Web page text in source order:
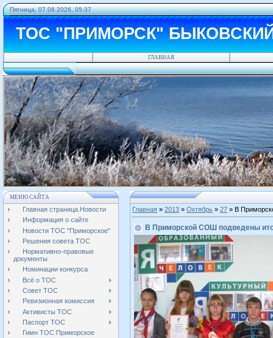
Пятница, 07.08.2026, 05:37
ТОС "ПРИМОРСК"
ГЛАВНАЯ
МЕНЮ САЙТА
Главная страница.Новости
Информация о сайте
Новости ТОС "Приморское"
Решения совета ТОС
Нормативно-правовые
документы
Номинации конкурса
Всё о ТОС
Совет ТОС
Ревизионная комиссия
Активисты ТОС
Паспорт ТОС
Гимн ТОС Приморское
Главная » 2013 » Октябрь » 27 » В
В Приморской СОШ подведены